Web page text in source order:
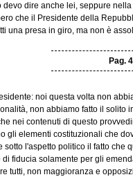
dire anche lei, seppure
che il Presidente della
una presa in giro, ma non è
Pag. 4
noi questa volta non
non abbiamo fatto il
nei contenuti di questo
gli elementi costituzionali che
l'aspetto politico il fatto che
fiducia solamente per gli
tutti, non maggioranza e